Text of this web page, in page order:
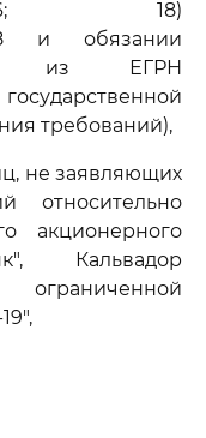
2019-56; 18)
58 и обязании
из ЕГРН
требований),
не заявляющих
относительно
акционерного
Кальвадор